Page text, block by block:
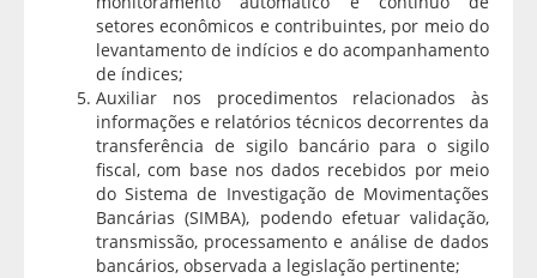
setores econômicos e contribuintes, por meio do
levantamento de indícios e do acompanhamento
de índices;
Auxiliar nos procedimentos relacionados às
informações e relatórios técnicos decorrentes da
transferência de sigilo bancário para o sigilo
fiscal, com base nos dados recebidos por meio
do Sistema de Investigação de Movimentações
Bancárias (SIMBA), podendo efetuar validação,
transmissão, processamento e análise de dados
bancários, observada a legislação pertinente;